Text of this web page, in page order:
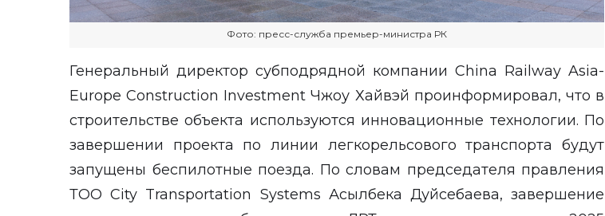
Фото: пресс-служба премьер-министра РК
Генеральный директор субподрядной компании China Railway Asia-
Europe Construction Investment Чжоу Хайвэй проинформировал, что в
строительстве объекта используются инновационные технологии. По
завершении проекта по линии легкорельсового транспорта будут
запущены беспилотные поезда. По словам председателя правления
ТОО City Transportation Systems Асылбека Дуйсебаева, завершение